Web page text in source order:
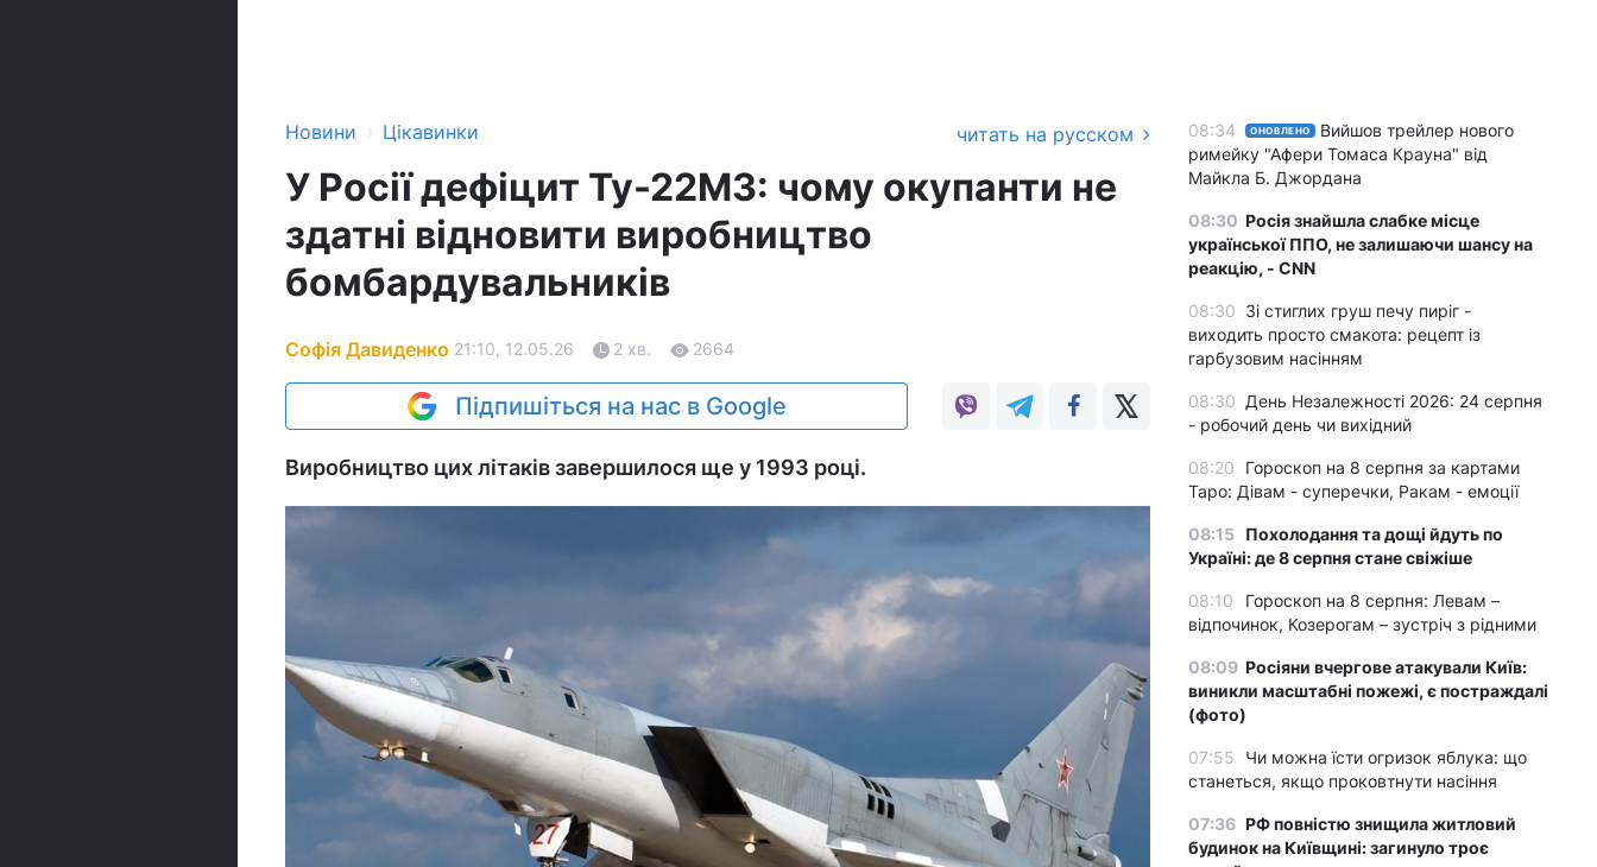
Новини › Цікавинки читать на русском
У Росії дефіцит Ту-22М3: чому окупанти не
здатні відновити виробництво
бомбардувальників
Софія Давиденко 21:10, 12.05.26 2 хв. 2664
Підпишіться на нас в Google
Виробництво цих літаків завершилося ще у 1993 році.
08:34 ОНОВЛЕНО
Вийшов трейлер нового
римейку "Афери Томаса Крауна" від
Майкла Б. Джордана
08:30 Росія знайшла слабке місце
української ППО, не залишаючи шансу на
реакцію, - CNN
08:30 Зі стиглих груш печу пиріг -
виходить просто смакота: рецепт із
гарбузовим насінням
08:30 День Незалежності 2026: 24 серпня
- робочий день чи вихідний
08:20
Гороскоп на 8 серпня за картами
Таро: Дівам - суперечки, Ракам - емоції
08:15 Похолодання та дощі йдуть по
Україні: де 8 серпня стане свіжіше
08:10
Гороскоп на 8 серпня: Левам –
відпочинок, Козерогам – зустріч з рідними
08:09 Росіяни вчергове атакували Київ:
виникли масштабні пожежі, є постраждалі
(фото)
07:55
Чи можна їсти огризок яблука: що
станеться, якщо проковтнути насіння
07:36 РФ повністю знищила житловий
будинок на Київщині: загинуло троє